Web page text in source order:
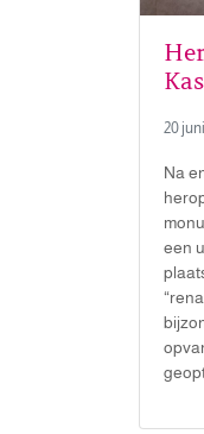
20
Na
een